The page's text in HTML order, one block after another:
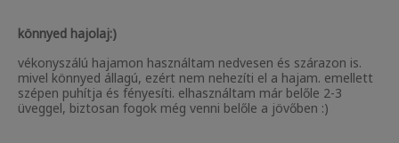
könnyed hajolaj:)
vékonyszálú hajamon használtam nedvesen és szárazon is.
mivel könnyed állagú, ezért nem nehezíti el a hajam. emellett
szépen puhítja és fényesíti. elhasználtam már belőle 2-3
üveggel, biztosan fogok még venni belőle a jövőben :)